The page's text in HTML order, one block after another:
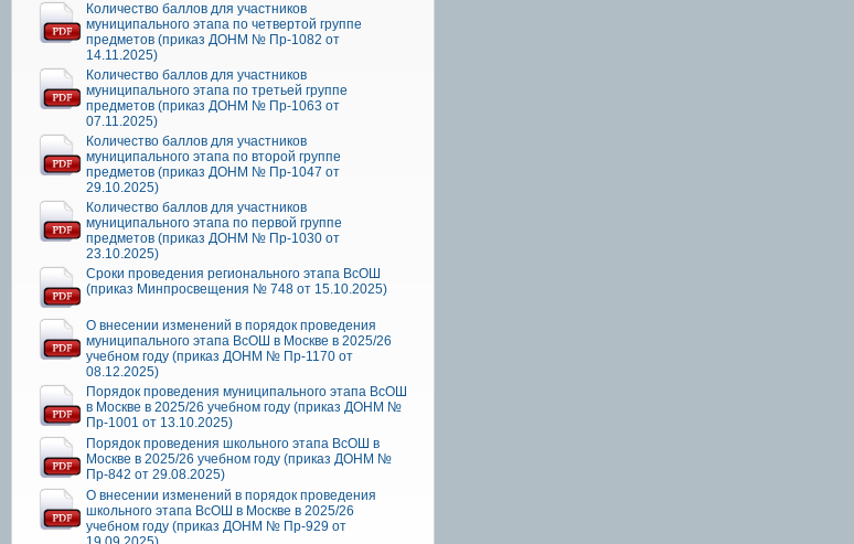
Количество баллов для участников
муниципального этапа по четвертой группе
предметов (приказ ДОНМ № Пр-1082 от
14.11.2025)
Количество баллов для участников
муниципального этапа по третьей группе
предметов (приказ ДОНМ № Пр-1063 от
07.11.2025)
Количество баллов для участников
муниципального этапа по второй группе
предметов (приказ ДОНМ № Пр-1047 от
29.10.2025)
Количество баллов для участников
муниципального этапа по первой группе
предметов (приказ ДОНМ № Пр-1030 от
23.10.2025)
Сроки проведения регионального этапа ВсОШ
(приказ Минпросвещения № 748 от 15.10.2025)
О внесении изменений в порядок проведения
муниципального этапа ВсОШ в Москве в 2025/26
учебном году (приказ ДОНМ № Пр-1170 от
08.12.2025)
Порядок проведения муниципального этапа ВсОШ
в Москве в 2025/26 учебном году (приказ ДОНМ №
Пр-1001 от 13.10.2025)
Порядок проведения школьного этапа ВсОШ в
Москве в 2025/26 учебном году (приказ ДОНМ №
Пр-842 от 29.08.2025)
О внесении изменений в порядок проведения
школьного этапа ВсОШ в Москве в 2025/26
учебном году (приказ ДОНМ № Пр-929 от